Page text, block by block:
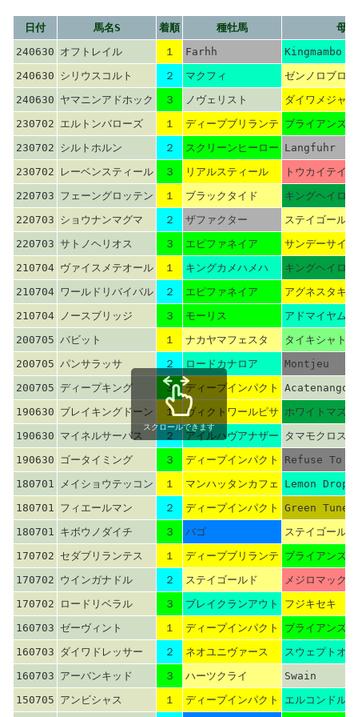
日付 馬名S 着順 種牡馬
母
240630 オフトレイル １ Farhh
Kingmambo
240630 シリウスコルト ２ マクフィ
ゼンノロブロイ
240630 ヤマニンアドホック ３ ノヴェリスト
ダイワメジャー
230702 エルトンバローズ １ ディープブリランテ ブライアンズ
230702 シルトホルン ２ スクリーンヒーロー Langfuhr
230702
レーベンスティール ３ リアルスティール
トウカイテイ
220703 フェーングロッテン １ ブラックタイド
キングヘイロー
220703 ショウナンマグマ ２ ザファクター
ステイゴールド
220703 サトノヘリオス ３ エピファネイア
サンデーサイ
210704 ヴァイスメテオール １ キングカメハメハ
キングヘイロー
210704 ワールドリバイバル ２ エピファネイア
アグネスタキ
210704 ノースブリッジ ３ モーリス
アドマイヤム
200705 バビット １ ナカヤマフェスタ
タイキシャトル
200705 パンサラッサ ２ ロードカナロア
Montjeu
200705 ディープキング ３ ディープインパクト
Acatenango
190630 ブレイキングドーン １ ヴィクトワールピサ ホワイトマズル
190630 マイネルサーパス ２ アイルハヴアナザー
タマモクロス
190630 ゴータイミング ３ ディープインパクト
Refuse To
180701
メイショウテッコン １ マンハッタンカフェ
Lemon Drop
180701 フィエールマン ２ ディープインパクト
Green Tune
180701 キボウノダイチ ３ バゴ
ステイゴールド
170702 セダブリランテス １ ディープブリランテ ブライアンズ
170702 ウインガナドル ２ ステイゴールド
メジロマック
170702
ロードリベラル ３ ブレイクランアウト
フジキセキ
160703 ゼーヴィント １ ディープインパクト
ブライアンズ
160703 ダイワドレッサー ２ ネオユニヴァース
スウェプトオ
160703 アーバンキッド ３ ハーツクライ
Swain
150705 アンビシャス １ ディープインパクト エルコンドル
スクロールできます